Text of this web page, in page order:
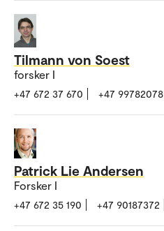
Tilmann von Soest
forsker I
+47 672 37 670 +47 99782078
Patrick Lie Andersen
Forsker I
+47 672 35 190 +47 90187372